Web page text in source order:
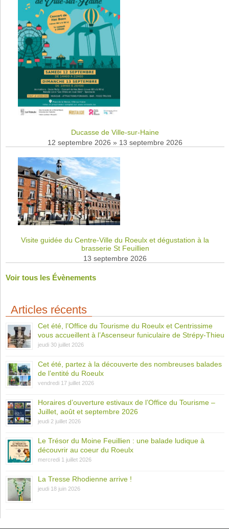
Ducasse de Ville-sur-Haine
12 septembre 2026 » 13 septembre 2026
Visite guidée du Centre-Ville du Roeulx et dégustation à la
brasserie St Feuillien
13 septembre 2026
Voir tous les Évènements
Articles récents
Cet été, l’Office du Tourisme du Roeulx et Centrissime
vous accueillent à l’Ascenseur funiculaire de Strépy-Thieu
jeudi 30 juillet 2026
Cet été, partez à la découverte des nombreuses balades
de l’entité du Roeulx
vendredi 17 juillet 2026
Horaires d’ouverture estivaux de l’Office du Tourisme –
Juillet, août et septembre 2026
jeudi 2 juillet 2026
Le Trésor du Moine Feuillien : une balade ludique à
découvrir au coeur du Roeulx
mercredi 1 juillet 2026
La Tresse Rhodienne arrive !
jeudi 18 juin 2026